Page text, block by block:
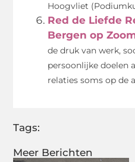
Meer Berichten
Hoogvliet
Red de Liefde
Bergen op
de druk van werk,
persoonlijke doelen
relaties soms op de
Tags: